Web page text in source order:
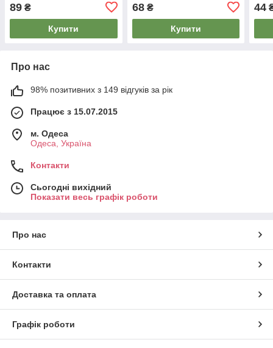
89 ₴
Купити
68₴
Купити
44
Про нас
98% позитивних з 149 відгуків за рік
Працює з 15.07.2015
м. Одеса
Одеса, Україна
Контакти
Сьогодні вихідний
Показати весь графік роботи
Про нас
Контакти
Доставка та оплата
Графік роботи